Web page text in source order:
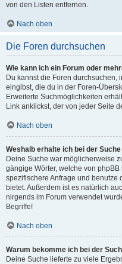
von den Listen entfernen.
Nach oben
Die Foren durchsuchen
Wie kann ich ein Forum oder
Du kannst die Foren
eingibst, die du in der Foren-
Erweiterte Suchmöglichkeiten
Link anklickst, der von jeder Seite
Nach oben
Weshalb erhalte ich bei der
Deine Suche war möglicherweise
gängige Wörter, welche von
spezifischere Anfrage und benutze
bietet. Außerdem ist es natürlich
nirgends im Forum verwendet
Begriffe!
Nach oben
Warum bekomme ich bei der
Deine Suche lieferte zu viele